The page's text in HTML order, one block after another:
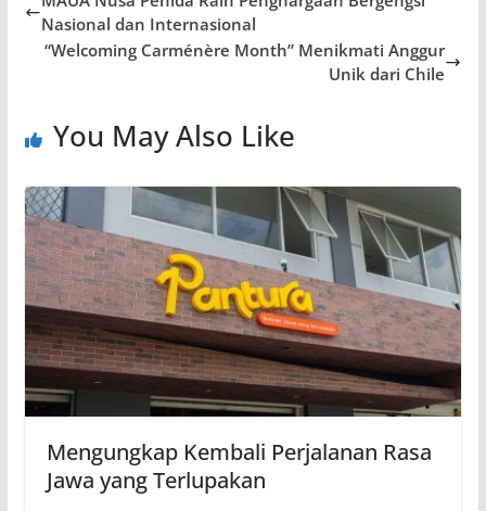
Nasional dan Internasional
“Welcoming Carménère Month” Menikmati Anggur
Unik dari Chile
You May Also Like
Mengungkap Kembali Perjalanan Rasa
Jawa yang Terlupakan